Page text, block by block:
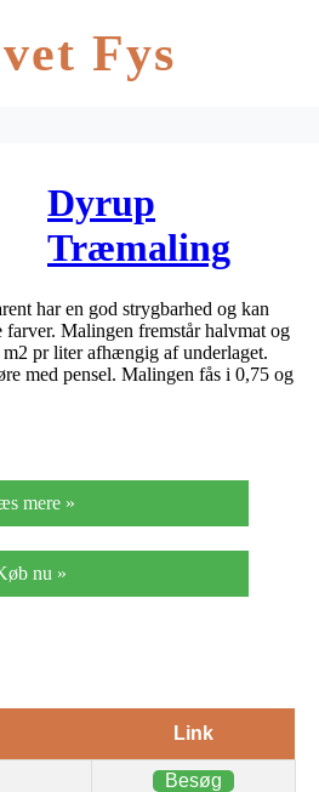
Fys
Dyrup
Træmaling
Transparent –
Størrelse –
2,25 L, Farve
har en god strygbarhed og kan
farver. Malingen fremstår halvmat og
pr liter afhængig af underlaget.
med pensel. Malingen fås i 0,75 og
mere »
nu »
Link
Besøg